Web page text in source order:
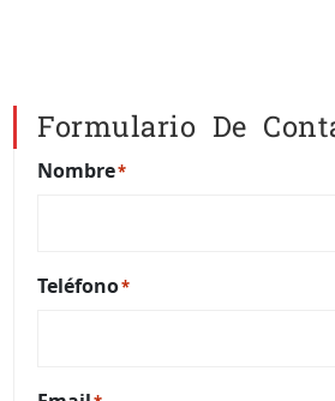
Formulario De
Nombre*
Teléfono*